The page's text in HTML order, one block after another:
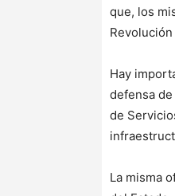
que, los
Hay
defensa
de
La misma